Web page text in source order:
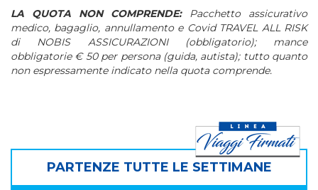
LA QUOTA NON COMPRENDE:
Pacchetto assicurativo
medico, bagaglio, annullamento e Covid TRAVEL ALL RISK
di NOBIS ASSICURAZIONI (obbligatorio); mance
obbligatorie € 50 per persona (guida, autista); tutto quanto
non espressamente indicato nella quota comprende.
PARTENZE TUTTE LE SETTIMANE